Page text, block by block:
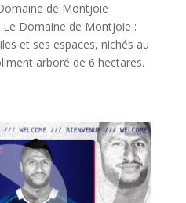
de Montjoie
Le Domaine de Montjoie :
et ses espaces, nichés au
arboré de 6 hectares.